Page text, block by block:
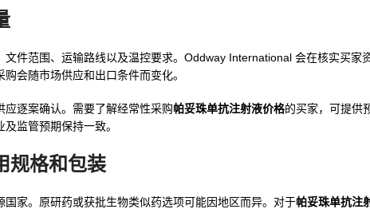
件范围、运输路线以及温控要求。Oddway International 会在核实买家
会随市场供应和出口条件而变化。
逐案确认。需要了解经常性采购帕妥珠单抗注射液价格的买家，可提供
监管预期保持一致。
规格和包装
家。原研药或获批生物类似药选项可能因地区而异。对于帕妥珠单抗注